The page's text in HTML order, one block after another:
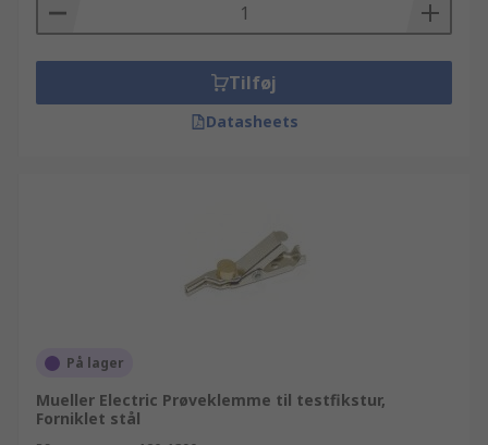
inklusive Test- og måleudstyr og andre Prøvestik,
prøvespidser og prøveklemmer komponenter, kan
du bare browse igennem vores hjemmeside,
anvende søgefunktionen eller kontakte en af
vores tekniske rådgivere. Som Europas førende
producenter i branchen eller produceret af RS
selv, som del af vores RS Essentials udvalg. Vi går
op i kundetilfredshed, og gør alt hvad vi kan for
Tilføj
Datasheets
På lager
Mueller Electric Prøveklemme til testfikstur,
Forniklet stål